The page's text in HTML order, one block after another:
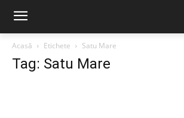
Acasă Etichete Satu Mare
Tag: Satu Mare